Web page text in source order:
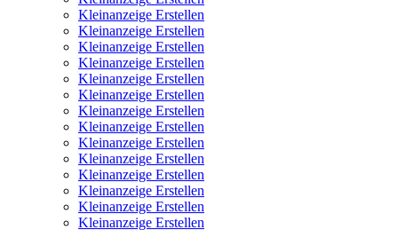
Kleinanzeige Erstellen
Kleinanzeige Erstellen
Kleinanzeige Erstellen
Kleinanzeige Erstellen
Kleinanzeige Erstellen
Kleinanzeige Erstellen
Kleinanzeige Erstellen
Kleinanzeige Erstellen
Kleinanzeige Erstellen
Kleinanzeige Erstellen
Kleinanzeige Erstellen
Kleinanzeige Erstellen
Kleinanzeige Erstellen
Kleinanzeige Erstellen